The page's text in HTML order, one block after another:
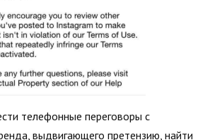
телефонные переговоры с
выдвигающего претензию, найти